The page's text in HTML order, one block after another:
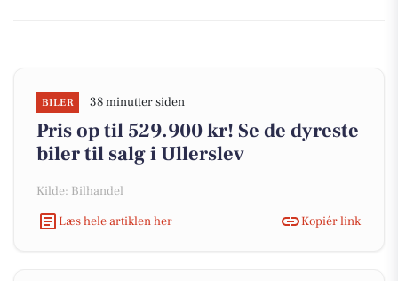
BILER 38 minutter siden
Pris op til 529.900 kr! Se de dyreste
biler til salg i Ullerslev
Kilde: Bilhandel
Læs hele artiklen her
Kopiér link